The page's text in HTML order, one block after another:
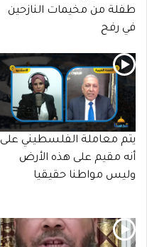
طفلة من مخيمات النازحين
في رفح
يتم معاملة الفلسطيني على
أنه مقيم على هذه الأرض
وليس مواطنا حقيقيا